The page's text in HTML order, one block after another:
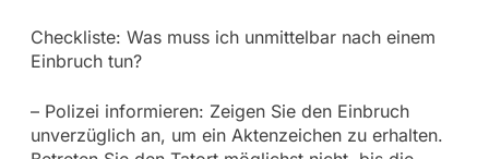
Checkliste: Was muss ich unmittelbar nach einem
Einbruch tun?
– Polizei informieren: Zeigen Sie den Einbruch
unverzüglich an, um ein Aktenzeichen zu erhalten.